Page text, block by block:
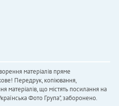
матеріалів пряме
Передрук, копіювання,
матеріалів, що містять посилання на
Фото Група", заборонено.